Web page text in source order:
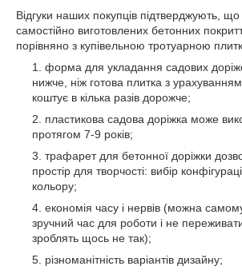
Відгуки наших покупців підтверджують,
самостійно виготовлених бетонних
порівняно з купівельною тротуарною
форма для укладання садових
нижче, ніж готова плитка з
коштує в кілька разів дорожче;
пластикова садова доріжка може
протягом 7-9 років;
трафарет для бетонної доріжки
простір для творчості: вибір
кольору;
економія часу і нервів (можна
зручний час для роботи і не
зроблять щось не так);
різноманітність варіантів дизайну;